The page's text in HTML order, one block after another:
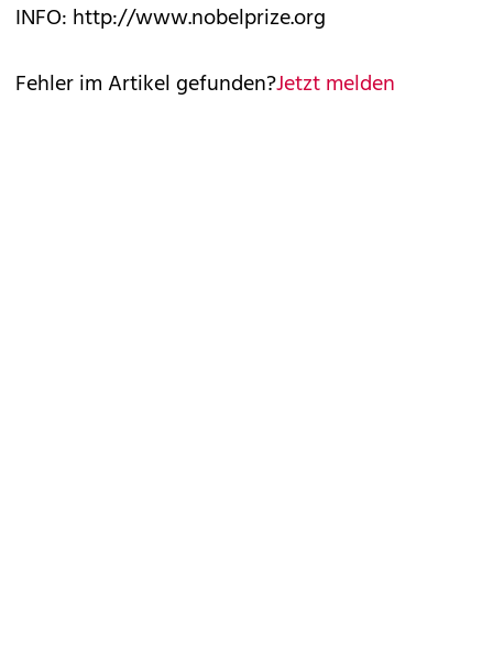
INFO: http://www.nobelprize.org
Fehler im Artikel gefunden?Jetzt melden